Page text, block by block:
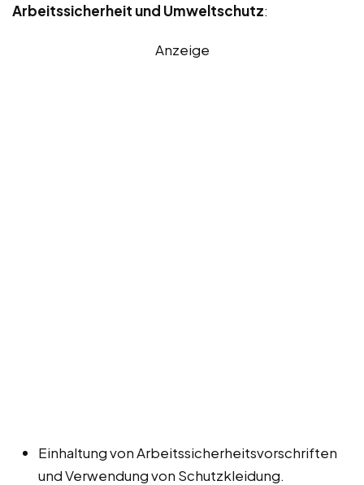
Arbeitssicherheit und Umweltschutz:
Anzeige
Einhaltung von Arbeitssicherheitsvorschriften
und Verwendung von Schutzkleidung.